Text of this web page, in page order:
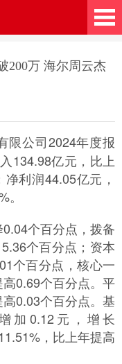
200万 海尔周云杰
限公司2024年度报
134.98亿元，比上
利润44.05亿元，
个百分点，拨备
个百分点；资本
个百分点，核心一
0.69个百分点。平
0.03个百分点。基
加0.12元，增长
，比上年提高